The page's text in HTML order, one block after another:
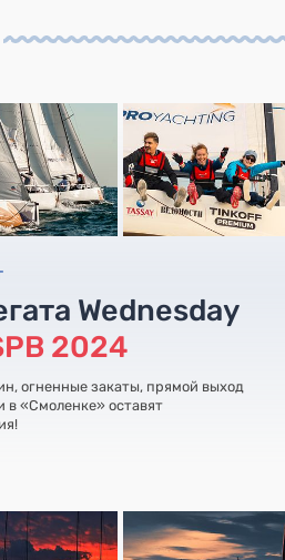
Wednesday
2024
огненные закаты, прямой выход
в «Смоленке» оставят